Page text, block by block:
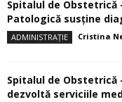
Spitalul de Obstetrică
Patologică susţine
ADMINISTRAȚIE Cristina
Spitalul de Obstetrică
dezvoltă serviciile